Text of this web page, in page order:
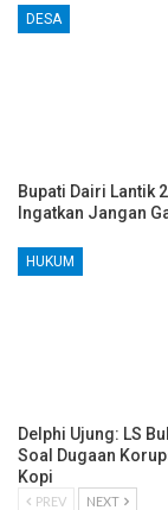
DESA
Bupati Dairi Lantik
Ingatkan Jangan
HUKUM
Delphi Ujung: LS
Soal Dugaan
Kopi
PREV NEXT